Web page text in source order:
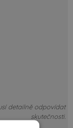
detailně odpovídat
skutečnosti.